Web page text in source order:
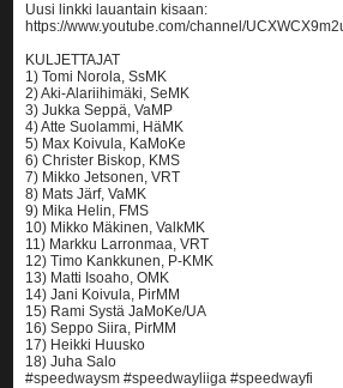
Uusi linkki lauantain kisaan:
https://www.youtube.com/channel/
KULJETTAJAT
1) Tomi Norola, SsMK
2) Aki-Alariihimäki, SeMK
3) Jukka Seppä, VaMP
4) Atte Suolammi, HäMK
5) Max Koivula, KaMoKe
6) Christer Biskop, KMS
7) Mikko Jetsonen, VRT
8) Mats Järf, VaMK
9) Mika Helin, FMS
10) Mikko Mäkinen, ValkMK
11) Markku Larronmaa, VRT
12) Timo Kankkunen, P-KMK
13) Matti Isoaho, OMK
14) Jani Koivula, PirMM
15) Rami Systä JaMoKe/UA
16) Seppo Siira, PirMM
17) Heikki Huusko
18) Juha Salo
#speedwaysm #speedwayliiga #speedwayfi